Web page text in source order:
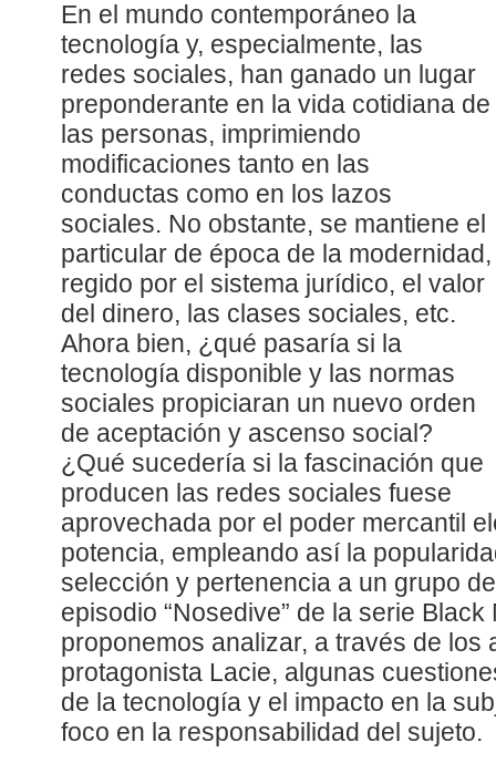
En el mundo contemporáneo la
tecnología y, especialmente, las
redes sociales, han ganado un lugar
preponderante en la vida cotidiana de
las personas, imprimiendo
modificaciones tanto en las
conductas como en los lazos
sociales. No obstante, se mantiene el
particular de época de la modernidad,
regido por el sistema jurídico, el valor
del dinero, las clases sociales, etc.
Ahora bien, ¿qué pasaría si la
tecnología disponible y las normas
sociales propiciaran un nuevo orden
de aceptación y ascenso social?
¿Qué sucedería si la fascinación que
producen las redes sociales fuese
aprovechada por el poder mercantil
potencia, empleando así la
selección y pertenencia a un grupo
episodio “Nosedive” de la serie Black
proponemos analizar, a través de los
protagonista Lacie, algunas
de la tecnología y el impacto en la
foco en la responsabilidad del sujeto.